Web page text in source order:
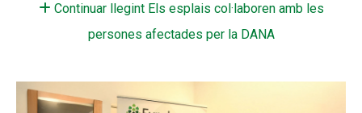
Continuar llegint Els esplais col·laboren amb les
persones afectades per la DANA
La Fundació